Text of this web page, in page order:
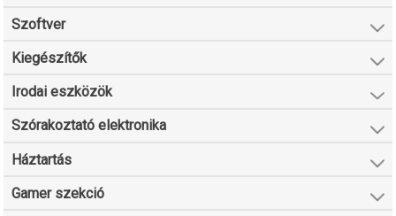
Szoftver
Kiegészítők
Irodai eszközök
Szórakoztató elektronika
Háztartás
Gamer szekció